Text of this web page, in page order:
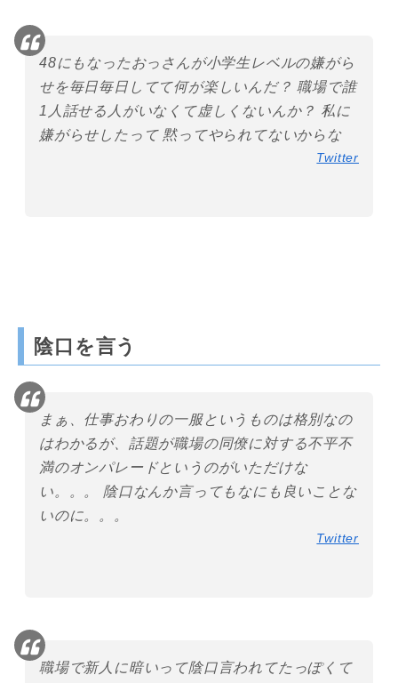
48にもなったおっさんが小学生レベルの嫌がら
せを毎日毎日してて何が楽しいんだ？ 職場で誰
1人話せる人がいなくて虚しくないんか？ 私に
嫌がらせしたって 黙ってやられてないからな
Twitter
陰口を言う
まぁ、仕事おわりの一服というものは格別なの
はわかるが、話題が職場の同僚に対する不平不
満のオンパレードというのがいただけな
い。。。 陰口なんか言ってもなにも良いことな
いのに。。。
Twitter
職場で新人に暗いって陰口言われてたっぽくて